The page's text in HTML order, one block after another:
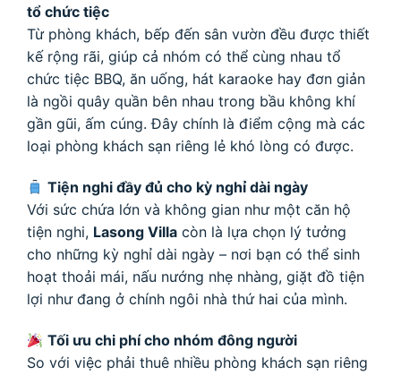
tổ chức tiệc
Từ phòng khách, bếp đến sân vườn đều được thiết
kế rộng rãi, giúp cả nhóm có thể cùng nhau tổ
chức tiệc BBQ, ăn uống, hát karaoke hay đơn giản
là ngồi quây quần bên nhau trong bầu không khí
gần gũi, ấm cúng. Đây chính là điểm cộng mà các
loại phòng khách sạn riêng lẻ khó lòng có được.
Tiện nghi đầy đủ cho kỳ nghỉ dài ngày
Với sức chứa lớn và không gian như một căn hộ
tiện nghi, Lasong Villa còn là lựa chọn lý tưởng
cho những kỳ nghỉ dài ngày – nơi bạn có thể sinh
hoạt thoải mái, nấu nướng nhẹ nhàng, giặt đồ tiện
lợi như đang ở chính ngôi nhà thứ hai của mình.
Tối ưu chi phí cho nhóm đông người
So với việc phải thuê nhiều phòng khách sạn riêng